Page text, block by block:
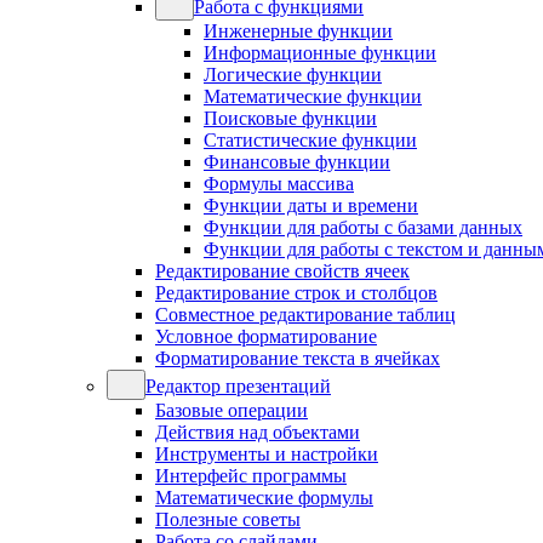
Работа с функциями
Инженерные функции
Информационные функции
Логические функции
Математические функции
Поисковые функции
Статистические функции
Финансовые функции
Формулы массива
Функции даты и времени
Функции для работы с базами данных
Функции для работы с текстом и
Редактирование свойств ячеек
Редактирование строк и столбцов
Совместное редактирование таблиц
Условное форматирование
Форматирование текста в ячейках
Редактор презентаций
Базовые операции
Действия над объектами
Инструменты и настройки
Интерфейс программы
Математические формулы
Полезные советы